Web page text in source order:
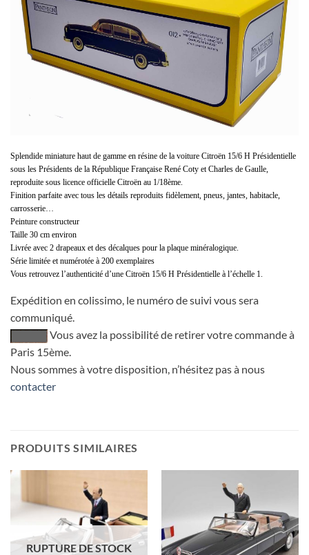
Splendide miniature haut de gamme en résine de la voiture Citroën 15/6 H Présidentielle
sous les Présidents de la République Française René Coty et Charles de Gaulle,
reproduite sous licence officielle Citroën au 1/18ème.
Finition parfaite avec tous les détails reproduits fidèlement, pneus, jantes, habitacle,
carrosserie…
Peinture constructeur
Taille 30 cm environ
Livrée avec 2 drapeaux et des décalques pour la plaque minéralogique.
Série limitée et numérotée à 200 exemplaires
Vous retrouvez l’authenticité d’une Citroën 15/6 H Présidentielle à l’échelle 1.
Expédition en colissimo, le numéro de suivi vous sera
communiqué.
Vous avez la possibilité de retirer votre commande à
Paris 15ème.
Nous sommes à votre disposition, n’hésitez pas à nous
contacter
PRODUITS SIMILAIRES
RUPTURE DE STOCK